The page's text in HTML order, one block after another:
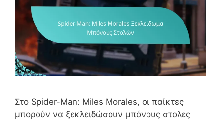
Στο Spider-Man: Miles Morales, οι παίκτες
μπορούν να ξεκλειδώσουν μπόνους στολές